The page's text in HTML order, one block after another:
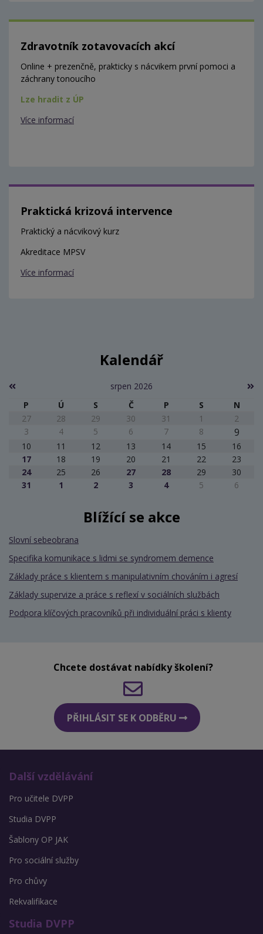
Zdravotník zotavovacích akcí
Online + prezenčně, prakticky s nácvikem první pomoci a
záchrany tonoucího
Lze hradit z ÚP
Více informací
Praktická krizová intervence
Praktický a nácvikový kurz
Akreditace MPSV
Více informací
Kalendář
srpen 2026
P
Ú S Č P S
N
27
28 29 30 31 1
2
3
4 5 6 7 8 9
10 11 12 13 14 15
16
17
18 19 20 21 22
23
24
25 26 27 28 29
30
31
1 2 3 4 5 6
Blížící se akce
Slovní sebeobrana
Specifika komunikace s lidmi se syndromem demence
Základy práce s klientem s manipulativním chováním i agresí
Základy supervize a práce s reflexí v sociálních službách
Podpora klíčových pracovníků při individuální práci s klienty
Chcete dostávat nabídky školení?
PŘIHLÁSIT SE K ODBĚRU
Další vzdělávání
Pro učitele DVPP
Studia DVPP
Šablony OP JAK
Pro sociální služby
Pro chůvy
Rekvalifikace
Studia DVPP